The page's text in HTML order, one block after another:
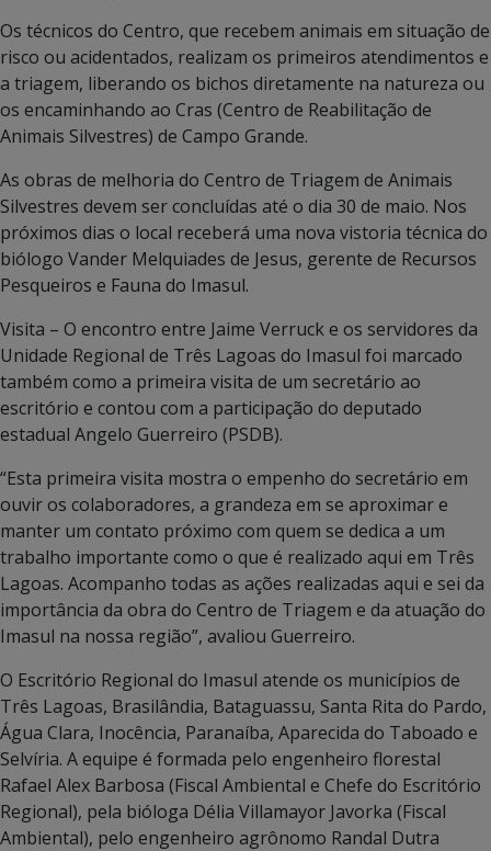
Os técnicos do Centro, que recebem animais em situação de
risco ou acidentados, realizam os primeiros atendimentos e
a triagem, liberando os bichos diretamente na natureza ou
os encaminhando ao Cras (Centro de Reabilitação de
Animais Silvestres) de Campo Grande.
As obras de melhoria do Centro de Triagem de Animais
Silvestres devem ser concluídas até o dia 30 de maio. Nos
próximos dias o local receberá uma nova vistoria técnica do
biólogo Vander Melquiades de Jesus, gerente de Recursos
Pesqueiros e Fauna do Imasul.
Visita – O encontro entre Jaime Verruck e os servidores da
Unidade Regional de Três Lagoas do Imasul foi marcado
também como a primeira visita de um secretário ao
escritório e contou com a participação do deputado
estadual Angelo Guerreiro (PSDB).
“Esta primeira visita mostra o empenho do secretário em
ouvir os colaboradores, a grandeza em se aproximar e
manter um contato próximo com quem se dedica a um
trabalho importante como o que é realizado aqui em Três
Lagoas. Acompanho todas as ações realizadas aqui e sei da
importância da obra do Centro de Triagem e da atuação do
Imasul na nossa região”, avaliou Guerreiro.
O Escritório Regional do Imasul atende os municípios de
Três Lagoas, Brasilândia, Bataguassu, Santa Rita do Pardo,
Água Clara, Inocência, Paranaíba, Aparecida do Taboado e
Selvíria. A equipe é formada pelo engenheiro florestal
Rafael Alex Barbosa (Fiscal Ambiental e Chefe do Escritório
Regional), pela bióloga Délia Villamayor Javorka (Fiscal
Ambiental), pelo engenheiro agrônomo Randal Dutra